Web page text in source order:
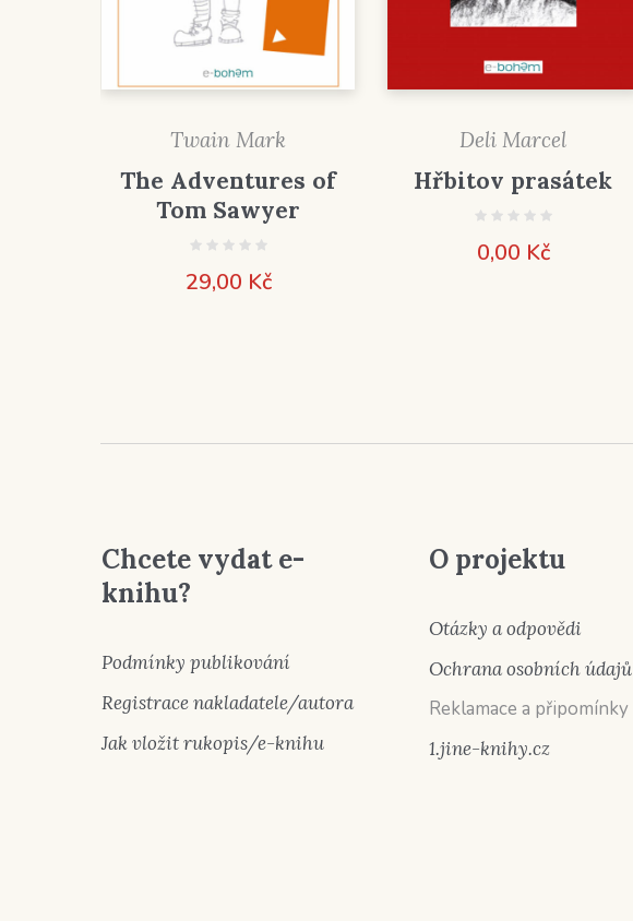
Twain Mark
The Adventures of
Tom Sawyer
29,00 Kč
Deli Marcel
Hřbitov prasátek
0,00 Kč
Chcete vydat e-
knihu?
Podmínky publikování
Registrace nakladatele/autora
Jak vložit rukopis/e-knihu
O projektu
Otázky a odpovědi
Ochrana osobních údajů
Reklamace a připomínky
1.jine-knihy.cz